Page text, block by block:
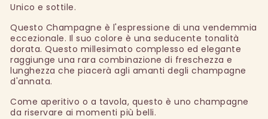
Unico e sottile.
Questo Champagne è l'espressione di una vendemmia
eccezionale. Il suo colore è una seducente tonalità
dorata. Questo millesimato complesso ed elegante
raggiunge una rara combinazione di freschezza e
lunghezza che piacerà agli amanti degli champagne
d'annata.
Come aperitivo o a tavola, questo è uno champagne
da riservare ai momenti più belli.